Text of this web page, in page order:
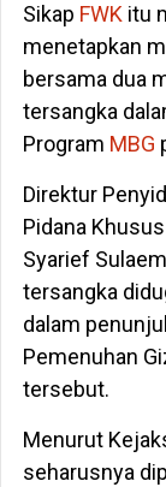
Sikap FWKitu
menetapkan
bersama dua
tersangka
Program MBG
Direktur
Pidana
Syarief
tersangka
dalam
Pemenuhan
tersebut.
Menurut
seharusnya